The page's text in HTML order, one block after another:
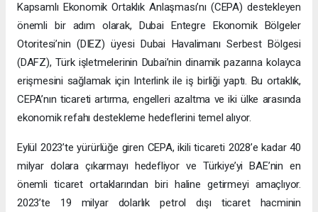
Kapsamlı Ekonomik Ortaklık Anlaşması’nı (CEPA) destekleyen
önemli bir adım olarak, Dubai Entegre Ekonomik Bölgeler
Otoritesi’nin (DIEZ) üyesi Dubai Havalimanı Serbest Bölgesi
(DAFZ), Türk işletmelerinin Dubai’nin dinamik pazarına kolayca
erişmesini sağlamak için Interlink ile iş birliği yaptı. Bu ortaklık,
CEPA’nın ticareti artırma, engelleri azaltma ve iki ülke arasında
ekonomik refahı destekleme hedeflerini temel alıyor.
Eylül 2023’te yürürlüğe giren CEPA, ikili ticareti 2028’e kadar 40
milyar dolara çıkarmayı hedefliyor ve Türkiye’yi BAE’nin en
önemli ticaret ortaklarından biri haline getirmeyi amaçlıyor.
2023’te 19 milyar dolarlık petrol dışı ticaret hacminin